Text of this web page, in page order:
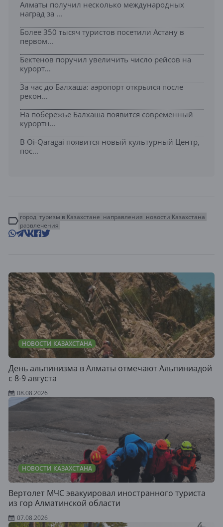
Алматы получил несколько международных
наград за ...
Более 350 тысяч туристов посетили Астану в
первом...
Бектенов поручил увеличить число рейсов на
курорт...
За час до Балхаша: аэропорт открылся после
рекон...
На побережье Балхаша появится современный
курортн...
В Oi-Qaragai появится новый культурный Центр,
пос...
город туризм в Казахстане направления новости Казахстана
развлечения
НОВОСТИ КАЗАХСТАНА
День альпинизма в Алматы отмечают Альпиниадой
с 8-9 августа
08.08.2026
НОВОСТИ КАЗАХСТАНА
Вертолет МЧС эвакуировал иностранного туриста
из гор Алматинской области
07.08.2026